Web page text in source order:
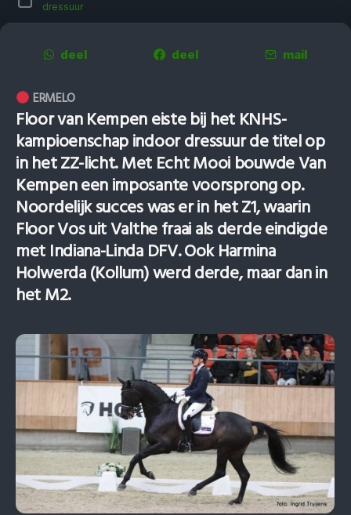
dressuur
deel deel mail
ERMELO
Floor van Kempen eiste bij het KNHS-
kampioenschap indoor dressuur de titel op
in het ZZ-licht. Met Echt Mooi bouwde Van
Kempen een imposante voorsprong op.
Noordelijk succes was er in het Z1, waarin
Floor Vos uit Valthe fraai als derde eindigde
met Indiana-Linda DFV. Ook Harmina
Holwerda (Kollum) werd derde, maar dan in
het M2.